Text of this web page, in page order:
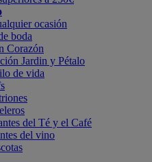
ocasión
boda
Corazón
Jardin y Pétalo
de vida
del Té y el Café
del vino